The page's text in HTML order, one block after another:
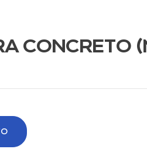
CONCRETO